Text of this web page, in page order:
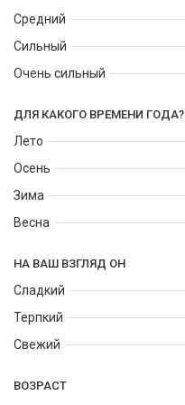
Средний
Сильный
Очень сильный
ДЛЯ КАКОГО ВРЕМЕНИ ГОДА?
Лето
Осень
Зима
Весна
НА ВАШ ВЗГЛЯД ОН
Сладкий
Терпкий
Свежий
ВОЗРАСТ